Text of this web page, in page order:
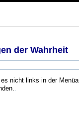
der Wahrheit
nicht links in der